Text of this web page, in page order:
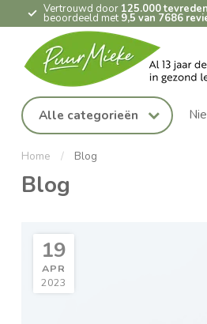
Vertrouwd door 125.000
beoordeeld met 9,5 van 7686
Alle categorieën
Home / Blog
Blog
19
APR
2023